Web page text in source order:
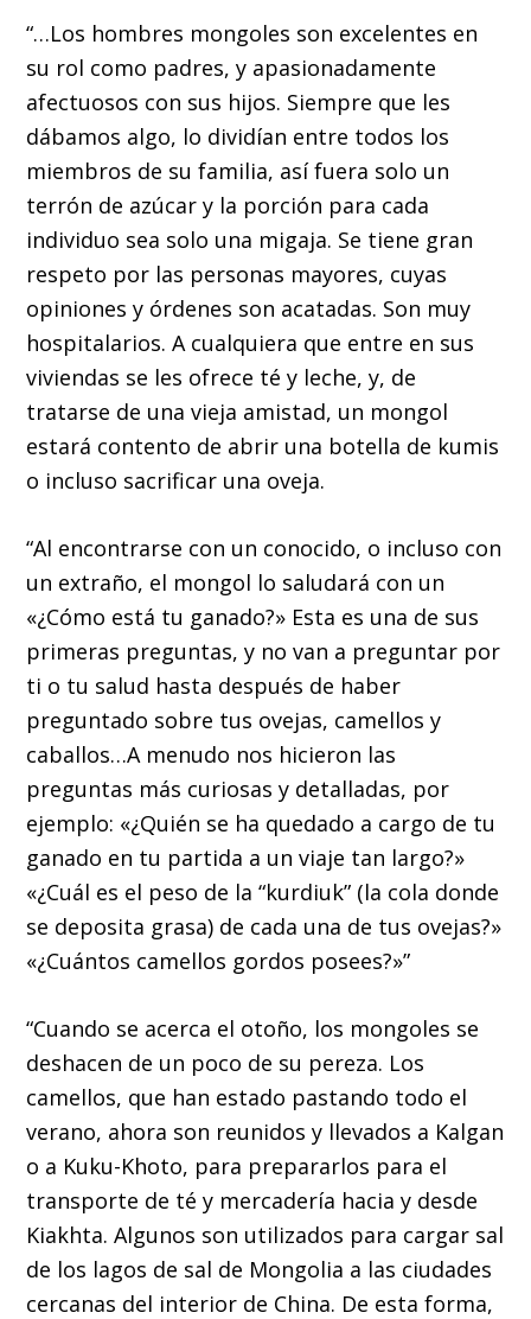
“…Los hombres mongoles son excelentes en
su rol como padres, y apasionadamente
afectuosos con sus hijos. Siempre que les
dábamos algo, lo dividían entre todos los
miembros de su familia, así fuera solo un
terrón de azúcar y la porción para cada
individuo sea solo una migaja. Se tiene gran
respeto por las personas mayores, cuyas
opiniones y órdenes son acatadas. Son muy
hospitalarios. A cualquiera que entre en sus
viviendas se les ofrece té y leche, y, de
tratarse de una vieja amistad, un mongol
estará contento de abrir una botella de kumis
o incluso sacrificar una oveja.
“Al encontrarse con un conocido, o incluso con
un extraño, el mongol lo saludará con un
«¿Cómo está tu ganado?» Esta es una de sus
primeras preguntas, y no van a preguntar por
ti o tu salud hasta después de haber
preguntado sobre tus ovejas, camellos y
caballos…A menudo nos hicieron las
preguntas más curiosas y detalladas, por
ejemplo: «¿Quién se ha quedado a cargo de tu
ganado en tu partida a un viaje tan largo?»
«¿Cuál es el peso de la “kurdiuk” (la cola donde
se deposita grasa) de cada una de tus ovejas?»
«¿Cuántos camellos gordos posees?»”
“Cuando se acerca el otoño, los mongoles se
deshacen de un poco de su pereza. Los
camellos, que han estado pastando todo el
verano, ahora son reunidos y llevados a Kalgan
o a Kuku-Khoto, para prepararlos para el
transporte de té y mercadería hacia y desde
Kiakhta. Algunos son utilizados para cargar sal
de los lagos de sal de Mongolia a las ciudades
cercanas del interior de China. De esta forma,